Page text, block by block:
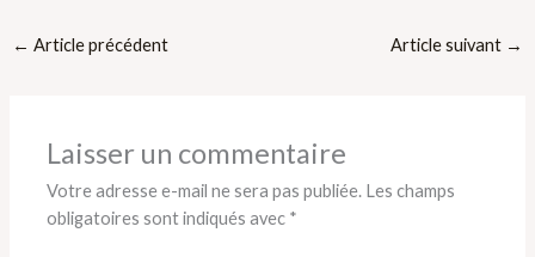
← Article précédent Article suivant →
Laisser un commentaire
Votre adresse e-mail ne sera pas publiée. Les champs
obligatoires sont indiqués avec *